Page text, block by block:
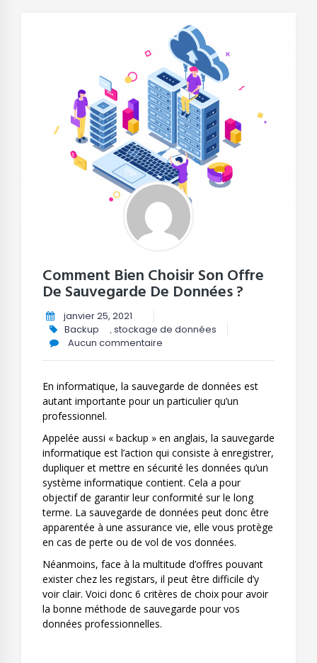
Comment Bien Choisir Son Offre
De Sauvegarde De Données ?
janvier 25, 2021
Backup
,stockage de données
Aucun commentaire
En informatique, la sauvegarde de données est
autant importante pour un particulier qu’un
professionnel.
Appelée aussi « backup » en anglais, la sauvegarde
informatique est l’action qui consiste à enregistrer,
dupliquer et mettre en sécurité les données qu’un
système informatique contient. Cela a pour
objectif de garantir leur conformité sur le long
terme. La sauvegarde de données peut donc être
apparentée à une assurance vie, elle vous protège
en cas de perte ou de vol de vos données.
Néanmoins, face à la multitude d’offres pouvant
exister chez les registars, il peut être difficile d’y
voir clair. Voici donc 6 critères de choix pour avoir
la bonne méthode de sauvegarde pour vos
données professionnelles.